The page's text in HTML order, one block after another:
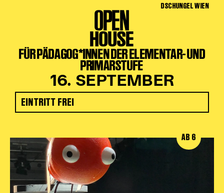
DSCHUNGEL WIEN
OPEN
HOUSE
FÜR PÄDAGOG*INNEN DER ELEMENTAR- UND
PRIMARSTUFE
16. SEPTEMBER
EINTRITT FREI
AB 6